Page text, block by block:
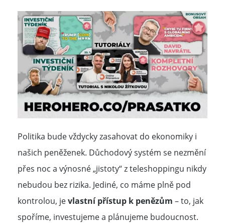
Politika bude vždycky zasahovat do ekonomiky i
našich peněženek. Důchodový systém se nezmění
přes noc a výnosné „jistoty“ z teleshoppingu nikdy
nebudou bez rizika. Jediné, co máme plně pod
kontrolou, jevlastní přístup k penězům – to, jak
spoříme, investujeme a plánujeme budoucnost.